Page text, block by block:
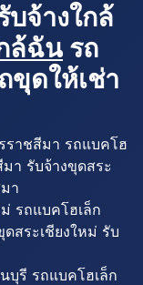
จ้างใกล้
ล้ฉัน รถ
ขุดให้เช่า
ราชสีมา รถแบคโฮ
า รับจ้างขุดสระ
า
รถแบคโฮเล็ก
ดสระเชียงใหม่ รับ
บุรี รถแบคโฮเล็ก